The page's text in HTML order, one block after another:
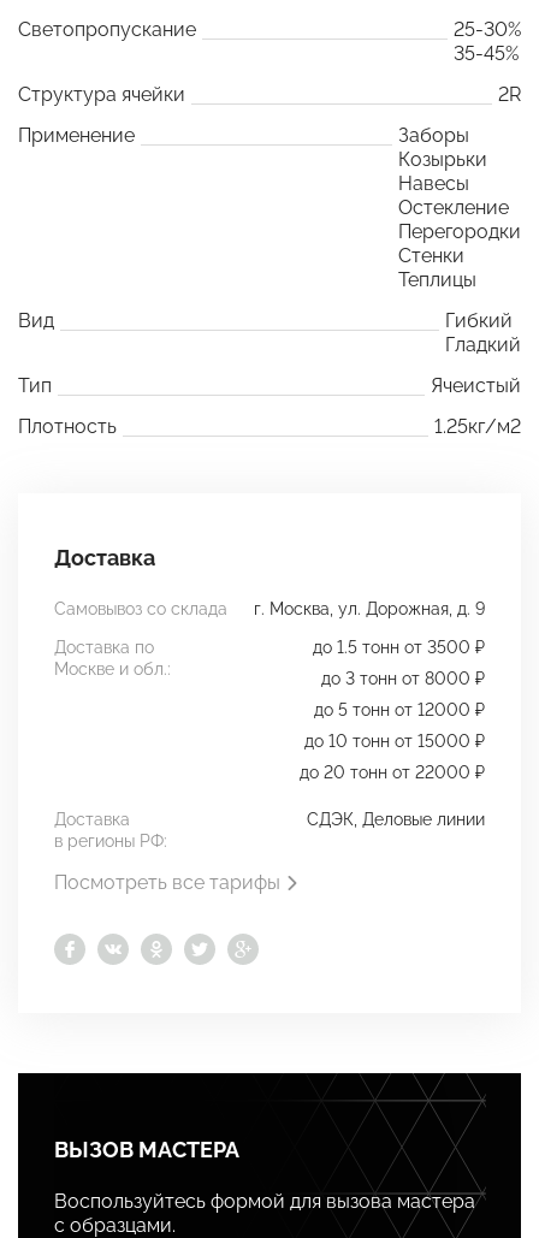
Светопропускание
25-30%
35-45%
Структура ячейки
2R
Применение
Заборы
Козырьки
Навесы
Остекление
Перегородки
Стенки
Теплицы
Вид
Гибкий
Гладкий
Тип
Ячеистый
Плотность
1.25кг/м2
Доставка
Самовывоз со склада
г. Москва, ул. Дорожная, д. 9
Доставка по
Москве и обл.:
до 1.5 тонн от 3500 ₽
до 3 тонн от 8000 ₽
до 5 тонн от 12000 ₽
до 10 тонн от 15000 ₽
до 20 тонн от 22000 ₽
Доставка
в регионы РФ:
СДЭК, Деловые линии
Посмотреть все тарифы
ВЫЗОВ МАСТЕРА
Воспользуйтесь формой для вызова мастера
с образцами.